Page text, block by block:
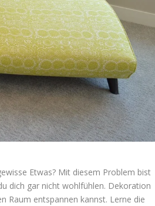
Etwas? Mit diesem Problem bist
dich gar nicht wohlfühlen. Dekoration
Raum entspannen kannst. Lerne die